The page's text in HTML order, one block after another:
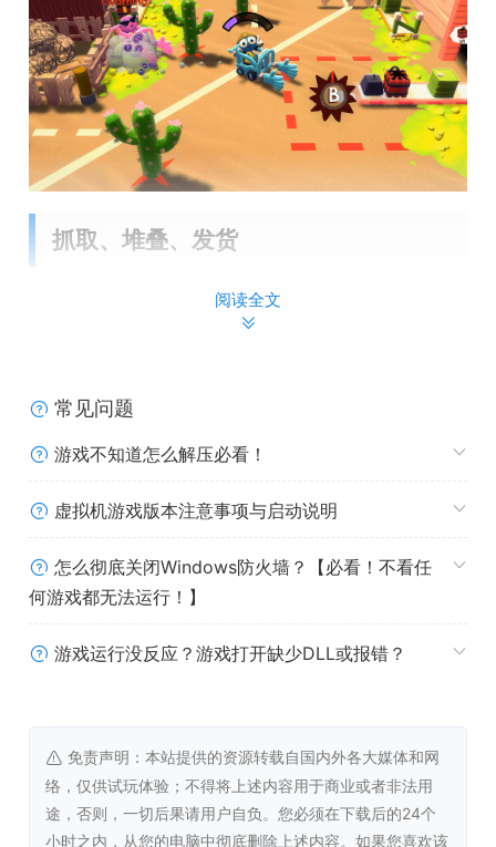
抓取、堆叠、发货
得益于我们叉车的“轻松抓取”专利，分拣和堆叠只是小菜一
碟。别忘了时不时冲同事吼两句，让他们保持仓库整洁。不
我们的仓库配套设施齐全，能够处理来自全球各地的离谱订
单。柠檬、铁砧、炸药、还有猴子……没有送不到，只有想
不到！用超过二十种箱子来完成千奇百怪的独特订单，保证
阅读全文
常见问题
游戏不知道怎么解压必看！
虚拟机游戏版本注意事项与启动说明
怎么彻底关闭Windows防火墙？【必看！不看任
何游戏都无法运行！】
游戏运行没反应？游戏打开缺少DLL或报错？
免责声明：本站提供的资源转载自国内外各大媒体和网
络，仅供试玩体验；不得将上述内容用于商业或者非法用
途，否则，一切后果请用户自负。您必须在下载后的24个
小时之内，从您的电脑中彻底删除上述内容。如果您喜欢该